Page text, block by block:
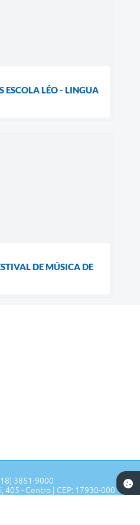
ESCOLA LÉO - LINGUA
DE MÚSICA DE
3851-9000
405 - Centro | CEP: 17930-000